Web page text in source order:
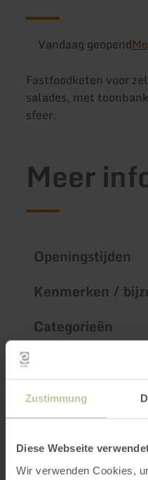
Zustimmung
Diese Webseite
Wir verwenden Cookies,
Vandaag geopend
Fastfoodketen voor
salades, met
sfeer.
Meer
Openingstijden
Kenmerken /
Categorieën